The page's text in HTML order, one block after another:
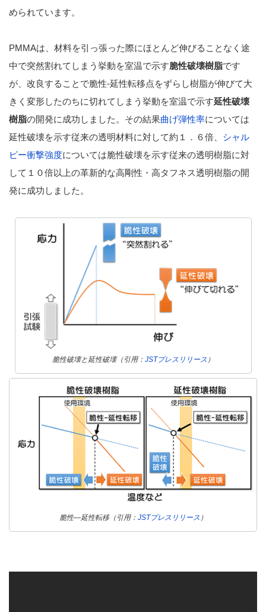
められています。
PMMAは、材料を引っ張った際にほとんど伸びることなく途
中で突然割れてしまう挙動を室温で示す脆性破壊樹脂です
が、改良することで脆性-延性転移点をずらし樹脂が伸びて大
きく変形したのちに切れてしまう挙動を室温で示す延性破壊
樹脂の開発に成功しました。その結果曲げ弾性率については
延性破壊を示す従来の透明材料に対して約１．６倍、 シャル
ピー衝撃強度については脆性破壊を示す従来の透明樹脂に対
して１０倍以上の革新的な高剛性・高タフネス透明樹脂の開
発に成功しました。
脆性破壊と延性破壊（引用： JSTプレスリリース ）
脆性―延性転移（引用： JSTプレスリリース ）